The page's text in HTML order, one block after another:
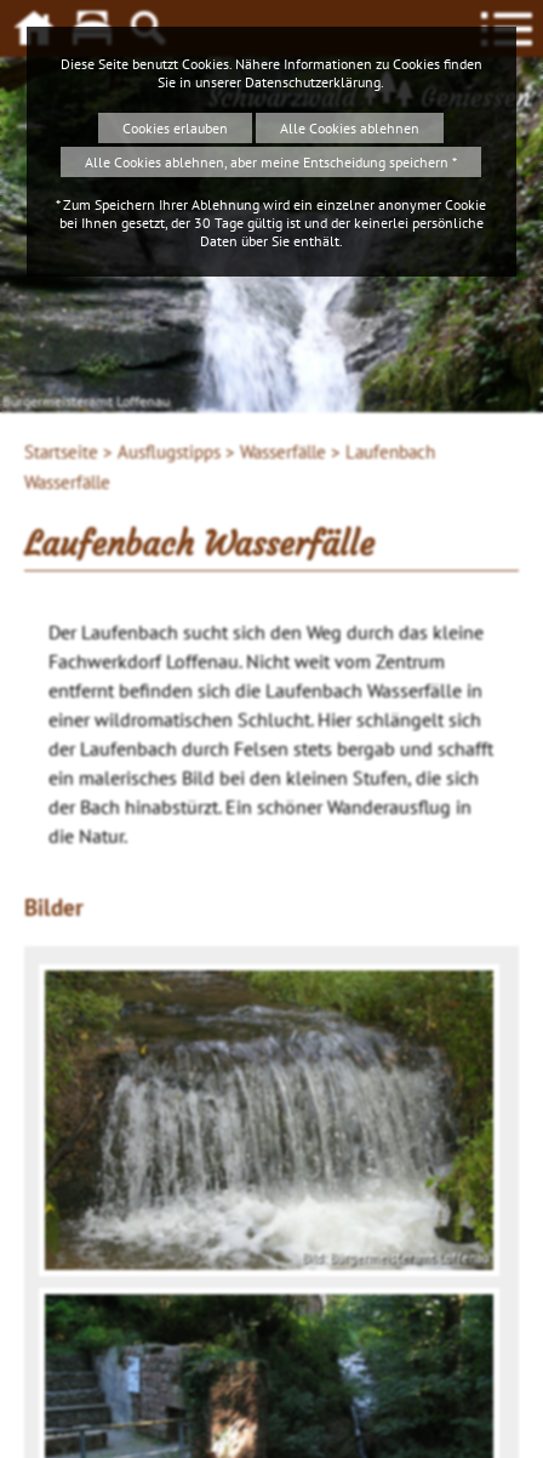
Schwarzwald Geniessen
Bürgermeisteramt Loffenau
Startseite > Ausflugstipps > Wasserfälle > Laufenbach
Wasserfälle
Laufenbach Wasserfälle
Der Laufenbach sucht sich den Weg durch das kleine
Fachwerkdorf Loffenau. Nicht weit vom Zentrum
entfernt befinden sich die Laufenbach Wasserfälle in
einer wildromatischen Schlucht. Hier schlängelt sich
der Laufenbach durch Felsen stets bergab und schafft
ein malerisches Bild bei den kleinen Stufen, die sich
der Bach hinabstürzt. Ein schöner Wanderausflug in
die Natur.
Bilder
Bild: Bürgermeisteramt Loffenau
Diese Seite benutzt Cookies. Nähere Informationen zu Cookies finden
Sie in unserer Datenschutzerklärung.
Cookies erlauben
Alle Cookies ablehnen
Alle Cookies ablehnen, aber meine Entscheidung speichern *
* Zum Speichern Ihrer Ablehnung wird ein einzelner anonymer Cookie
bei Ihnen gesetzt, der 30 Tage gültig ist und der keinerlei persönliche
Daten über Sie enthält.